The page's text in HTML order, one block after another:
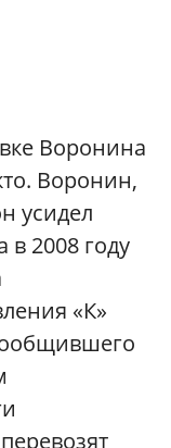
Воронина
Воронин,
усидел
в 2008 году
«К»